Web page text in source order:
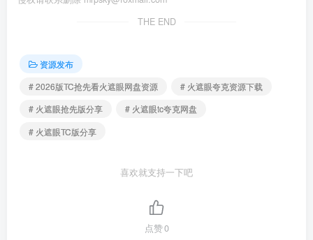
THE END
资源发布
# 2026版TC抢先看火遮眼网盘资源
# 火遮眼夸克资源下载
# 火遮眼抢先版分享
# 火遮眼tc夸克网盘
# 火遮眼TC版分享
喜欢就支持一下吧
点赞0